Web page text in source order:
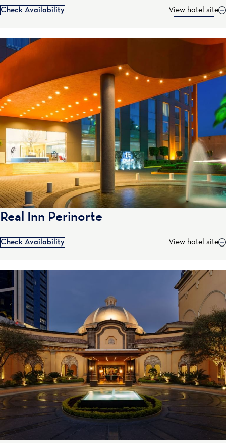
Check Availability View hotel site
Real Inn Perinorte
Check Availability View hotel site